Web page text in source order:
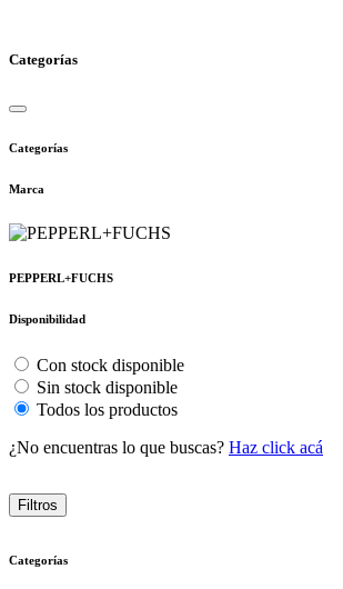
Categorías
Categorías
Marca
PEPPERL+FUCHS
Disponibilidad
Con stock disponible
Sin stock disponible
Todos los productos
¿No encuentras lo que buscas? Haz click acá
Filtros
Categorías